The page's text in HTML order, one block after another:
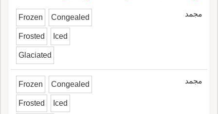
مجمد Frozen Congealed
Frosted Iced
Glaciated
مجمد Frozen Congealed
Frosted Iced